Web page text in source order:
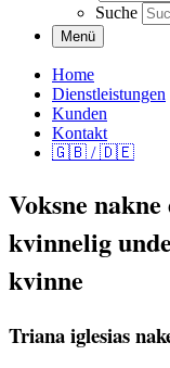
Suche
Menü
Home
Dienstleistungen
Kunden
Kontakt
🇬🇧 / 🇩🇪
Voksne
kvinnelig
kvinne
Triana iglesias